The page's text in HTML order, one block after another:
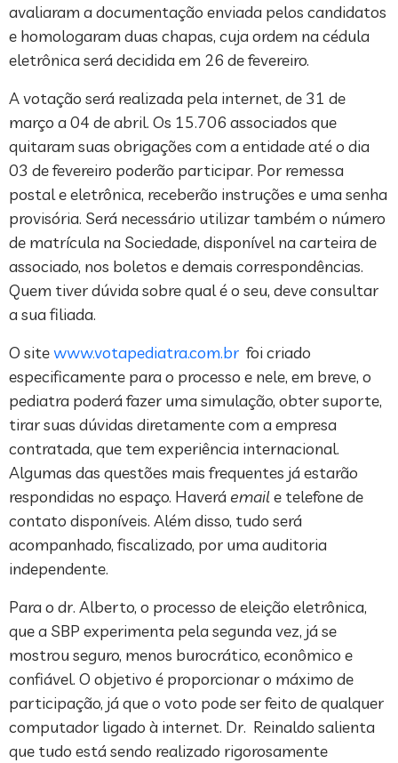
avaliaram a documentação enviada pelos candidatos
e homologaram duas chapas, cuja ordem na cédula
eletrônica será decidida em 26 de fevereiro.
A votação será realizada pela internet, de 31 de
março a 04 de abril. Os 15.706 associados que
quitaram suas obrigações com a entidade até o dia
03 de fevereiro poderão participar. Por remessa
postal e eletrônica, receberão instruções e uma senha
provisória. Será necessário utilizar também o número
de matrícula na Sociedade, disponível na carteira de
associado, nos boletos e demais correspondências.
Quem tiver dúvida sobre qual é o seu, deve consultar
a sua filiada.
O sitewww.votapediatra.com.br foi criado
especificamente para o processo e nele, em breve, o
pediatra poderá fazer uma simulação, obter suporte,
tirar suas dúvidas diretamente com a empresa
contratada, que tem experiência internacional.
Algumas das questões mais frequentes já estarão
respondidas no espaço. Haverá emaile telefone de
contato disponíveis. Além disso, tudo será
acompanhado, fiscalizado, por uma auditoria
independente.
Para o dr. Alberto, o processo de eleição eletrônica,
que a SBP experimenta pela segunda vez, já se
mostrou seguro, menos burocrático, econômico e
confiável. O objetivo é proporcionar o máximo de
participação, já que o voto pode ser feito de qualquer
computador ligado à internet. Dr. Reinaldo salienta
que tudo está sendo realizado rigorosamente